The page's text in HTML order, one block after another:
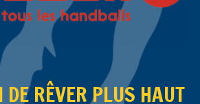
DE RÊVER PLUS HAUT